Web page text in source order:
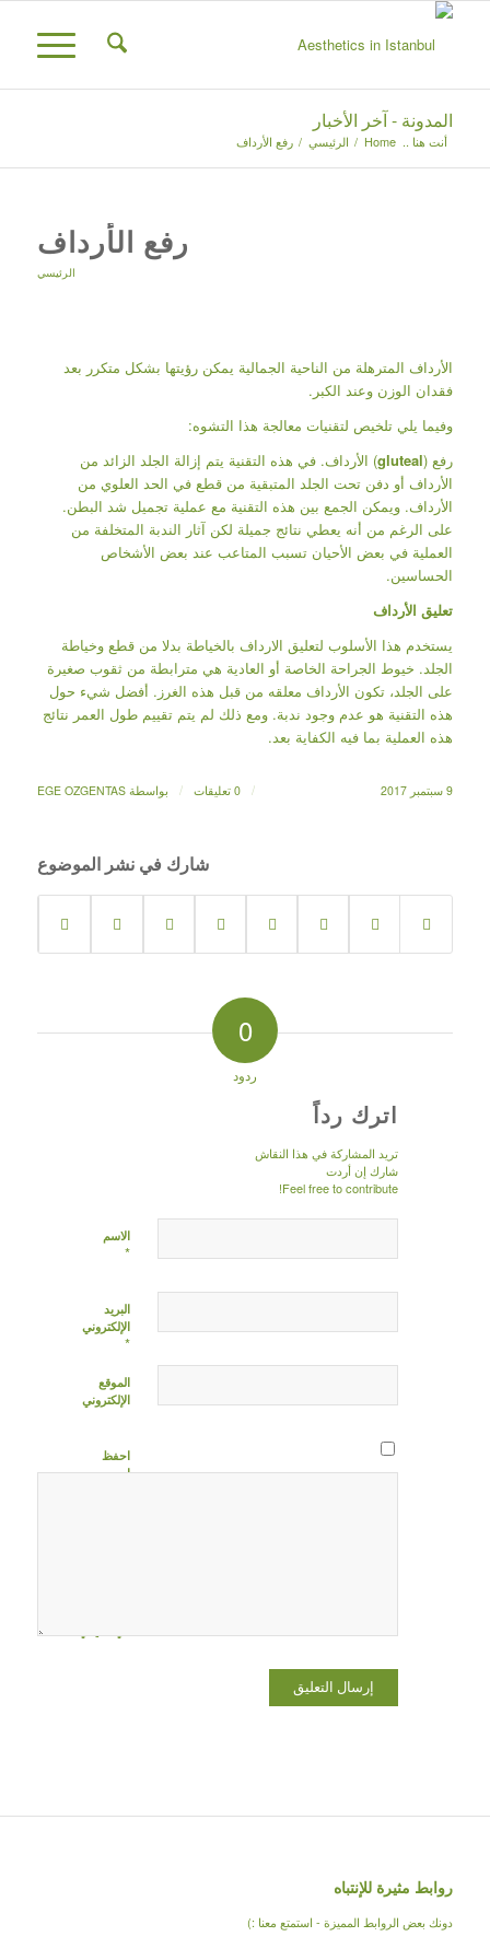
المدونة - آخر الأخبار
أنت هنا .. Home
/ الرئيسي / رفع الأرداف
رفع الأرداف
الرئيسي
الأرداف المترهلة من الناحية الجمالية يمكن رؤيتها بشكل متكرر بعد
فقدان الوزن وعند الكبر.
وفيما يلي تلخيص لتقنيات معالجة هذا التشوه:
رفع (gluteal) الأرداف. في هذه التقنية يتم إزالة الجلد الزائد من
الأرداف أو دفن تحت الجلد المتبقية من قطع في الحد العلوي من
الأرداف. ويمكن الجمع بين هذه التقنية مع عملية تجميل شد البطن.
على الرغم من أنه يعطي نتائج جميلة لكن آثار الندبة المتخلفة من
العملية في بعض الأحيان تسبب المتاعب عند بعض الأشخاص
الحساسين.
تعليق الأرداف
يستخدم هذا الأسلوب لتعليق الارداف بالخياطة بدلا من قطع وخياطة
الجلد. خيوط الجراحة الخاصة أو العادية هي مترابطة من ثقوب صغيرة
على الجلد، تكون الأرداف معلقه من قبل هذه الغرز. أفضل شيء حول
هذه التقنية هو عدم وجود ندبة. ومع ذلك لم يتم تقييم طول العمر نتائج
هذه العملية بما فيه الكفاية بعد.
9 سبتمبر 2017 / 0 تعليقات / بواسطةEGE OZGENTAS
شارك في نشر الموضوع
0
ردود
اترك رداً
تريد المشاركة في هذا النقاش
شارك إن أردت
Feel free to contribute!
الاسم
*
البريد
الإلكتروني
*
الموقع
الإلكتروني
احفظ
اسمي،
روابط مثيرة للإنتباه
دونك بعض الروابط المميزة - استمتع معنا :)